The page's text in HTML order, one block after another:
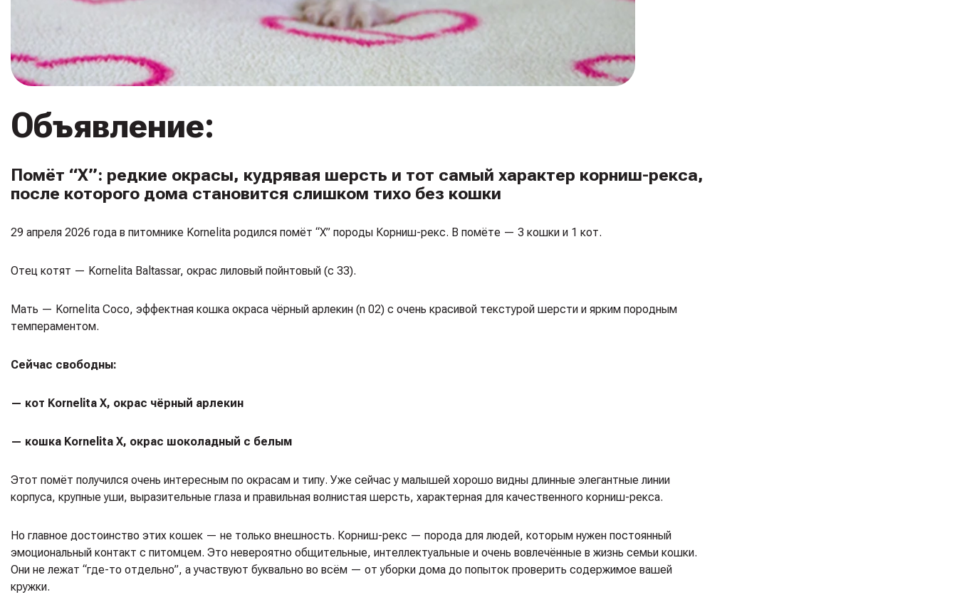
Объявление:
Помёт “X”: редкие окрасы, кудрявая шерсть и тот самый характер корниш-рекса,
после которого дома становится слишком тихо без кошки
29 апреля 2026 года в питомнике Kornelita родился помёт “X” породы Корниш-рекс. В помёте — 3 кошки и 1 кот.
Отец котят — Kornelita Baltassar, окрас лиловый пойнтовый (c 33).
Мать — Kornelita Coco, эффектная кошка окраса чёрный арлекин (n 02) с очень красивой текстурой шерсти и ярким породным
темпераментом.
Сейчас свободны:
— кот Kornelita X, окрас чёрный арлекин
— кошка Kornelita X, окрас шоколадный с белым
Этот помёт получился очень интересным по окрасам и типу. Уже сейчас у малышей хорошо видны длинные элегантные линии
корпуса, крупные уши, выразительные глаза и правильная волнистая шерсть, характерная для качественного корниш-рекса.
Но главное достоинство этих кошек — не только внешность. Корниш-рекс — порода для людей, которым нужен постоянный
эмоциональный контакт с питомцем. Это невероятно общительные, интеллектуальные и очень вовлечённые в жизнь семьи кошки.
Они не лежат “где-то отдельно”, а участвуют буквально во всём — от уборки дома до попыток проверить содержимое вашей
кружки.